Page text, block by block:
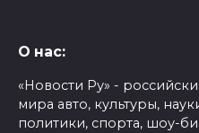
О нас:
«Новости Ру» -
мира авто, культуры,
политики, спорта, шоу-